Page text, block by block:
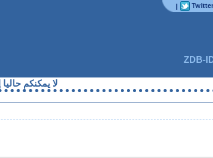
| Twitter
ZDB-
لا يمكنكم